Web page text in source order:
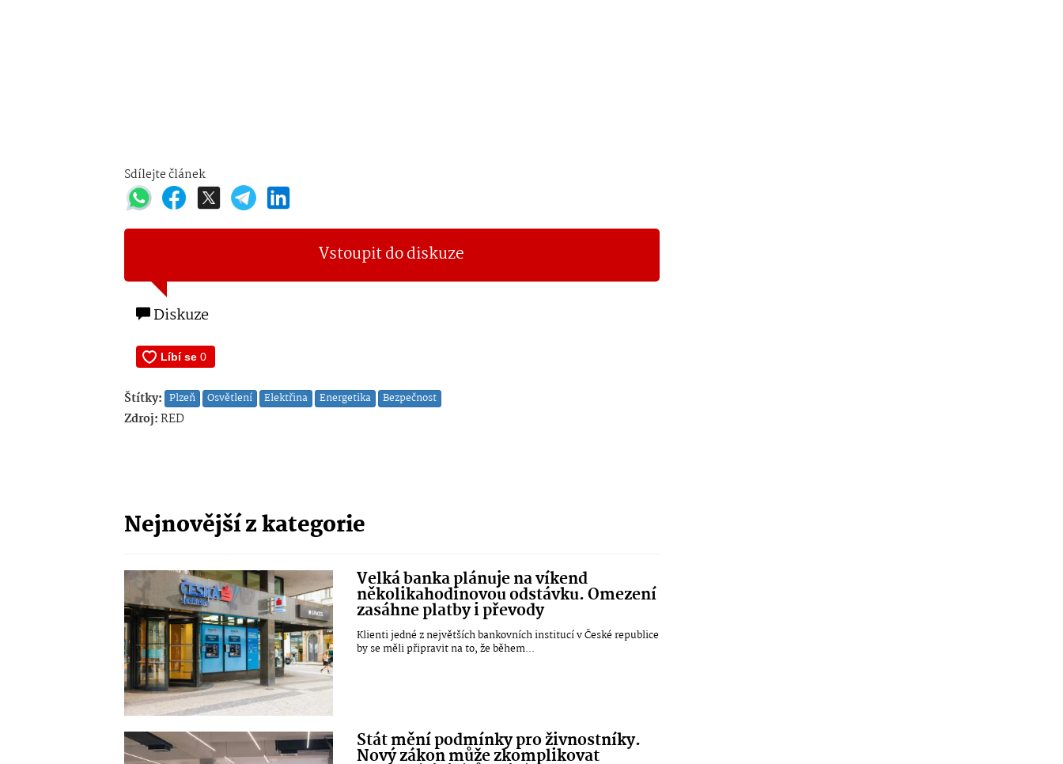
Sdílejte článek
Vstoupit do diskuze
Diskuze
Štítky: Plzeň Osvětlení Elektřina Energetika Bezpečnost
Zdroj:RED
Nejnovější z kategorie
Velká banka plánuje na víkend
několikahodinovou odstávku. Omezení
zasáhne platby i převody
Klienti jedné z největších bankovních institucí v České republice
by se měli připravit na to, že během...
Stát mění podmínky pro živnostníky.
Nový zákon může zkomplikovat